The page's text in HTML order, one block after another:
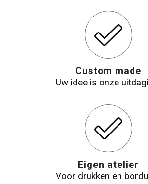
Custom made
Uw idee is onze
Eigen atelier
Voor drukken en